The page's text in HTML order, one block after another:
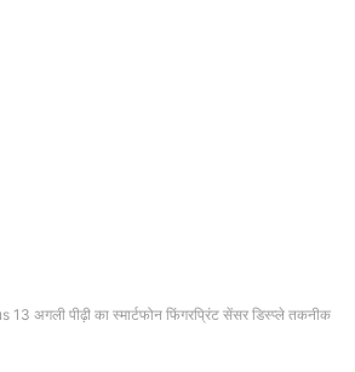
13 अगली पीढ़ी का स्मार्टफोन फिंगरप्रिंट सेंसर डिस्प्ले तकनीक